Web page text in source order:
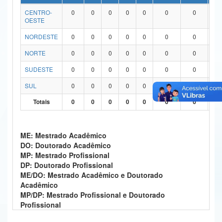
Ministério da Ciência, Tecnologia, Inovações e Comunicações
Ministério do Turismo
Ministério do Desenvolvimento Regional
Ministério da Mulher, da Família e dos Direitos Humanos
Banco Central do Brasil
CENTRO-
OESTE
0 0 0 0 0 0 0
NORDESTE 0 0 0 0 0 0 0
NORTE
0 0 0 0 0 0 0
SUDESTE
0 0 0 0 0 0 0
SUL
0 0 0 0 0 0 0
0
Totais
0 0 0 0 0 0 0 0
ME: Mestrado Acadêmico
DO: Doutorado Acadêmico
MP: Mestrado Profissional
DP: Doutorado Profissional
ME/DO: Mestrado Acadêmico e Doutorado
Acadêmico
MP/DP: Mestrado Profissional e Doutorado
Profissional